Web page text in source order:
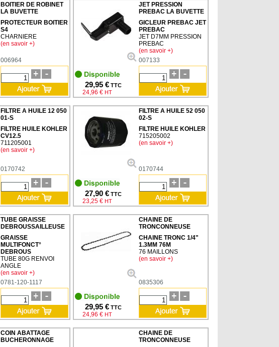
BOITIER DE ROBINET
LA BUVETTE
PROTECTEUR BOITIER
S4
CHARNIERE
(en savoir +)
006964
29,95 € TTC
24,96 € HT
JET PRESSION
PREBAC LA BUVETTE
GICLEUR PREBAC JET
PREBAC
JET D7MM PRESSION
PREBAC
(en savoir +)
007133
FILTRE A HUILE 12 050
01-S
FILTRE HUILE KOHLER
CV12.5
711205001
(en savoir +)
0170742
27,90 € TTC
23,25 € HT
FILTRE A HUILE 52 050
02-S
FILTRE HUILE KOHLER
715205002
(en savoir +)
0170744
TUBE GRAISSE
DEBROUSSAILLEUSE
GRAISSE
MULTIFONCT°
DEBROUS
TUBE 80G RENVOI
ANGLE
(en savoir +)
0781-120-1117
29,95 € TTC
24,96 € HT
CHAINE DE
TRONCONNEUSE
CHAINE TRONC 1/4"
1.3MM 76M
76 MAILLONS
(en savoir +)
0835306
COIN ABATTAGE
BUCHERONNAGE
CHAINE DE
TRONCONNEUSE